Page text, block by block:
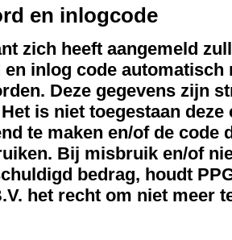
en inlogcode
zich heeft aangemeld
inlog code automatisch
Deze gegevens zijn
is niet toegestaan deze
te maken en/of de code
Bij misbruik en/of
bedrag, houdt
het recht om niet meer